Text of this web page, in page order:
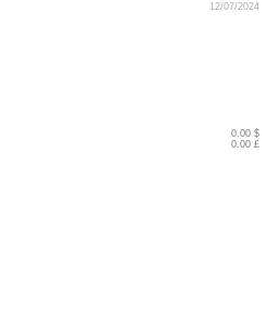
12/07/2024
0.00 $
0.00 £